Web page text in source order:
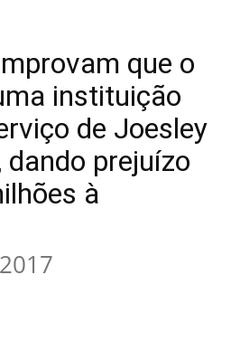
que o
instituição
de Joesley
dando prejuízo
à